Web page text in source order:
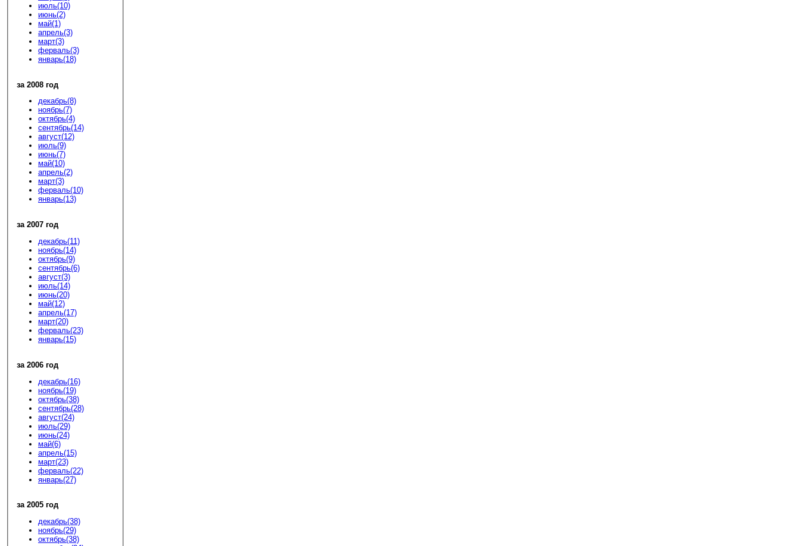
июль(10)
июнь(2)
май(1)
апрель(3)
март(3)
ферваль(3)
январь(18)
за 2008 год
декабрь(8)
ноябрь(7)
октябрь(4)
сентябрь(14)
август(12)
июль(9)
июнь(7)
май(10)
апрель(2)
март(3)
ферваль(10)
январь(13)
за 2007 год
декабрь(11)
ноябрь(14)
октябрь(9)
сентябрь(6)
август(3)
июль(14)
июнь(20)
май(12)
апрель(17)
март(20)
ферваль(23)
январь(15)
за 2006 год
декабрь(16)
ноябрь(19)
октябрь(38)
сентябрь(28)
август(24)
июль(29)
июнь(24)
май(6)
апрель(15)
март(23)
ферваль(22)
январь(27)
за 2005 год
декабрь(38)
ноябрь(29)
октябрь(38)